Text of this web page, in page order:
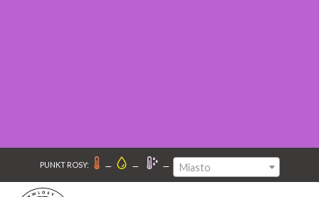
PUNKT ROSY: – – – Miasto